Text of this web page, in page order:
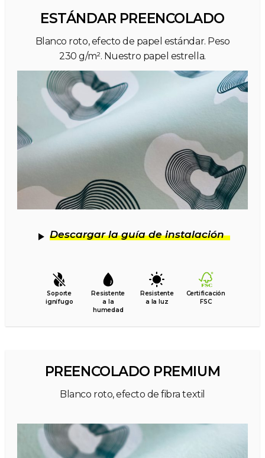
ESTÁNDAR PREENCOLADO
Blanco roto, efecto de papel estándar. Peso
230 g/m². Nuestro papel estrella.
Descargar la guía de instalación
Soporte
ignífugo
Resistente
a la
humedad
Resistente
a la luz
Certificación
FSC
PREENCOLADO PREMIUM
Blanco roto, efecto de fibra textil